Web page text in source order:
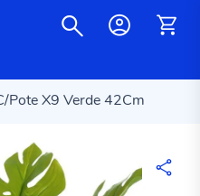
Pote X9 Verde 42Cm